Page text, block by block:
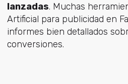
lanzadas. Muchas
Artificial para publicidad en
informes bien detallados
conversiones.